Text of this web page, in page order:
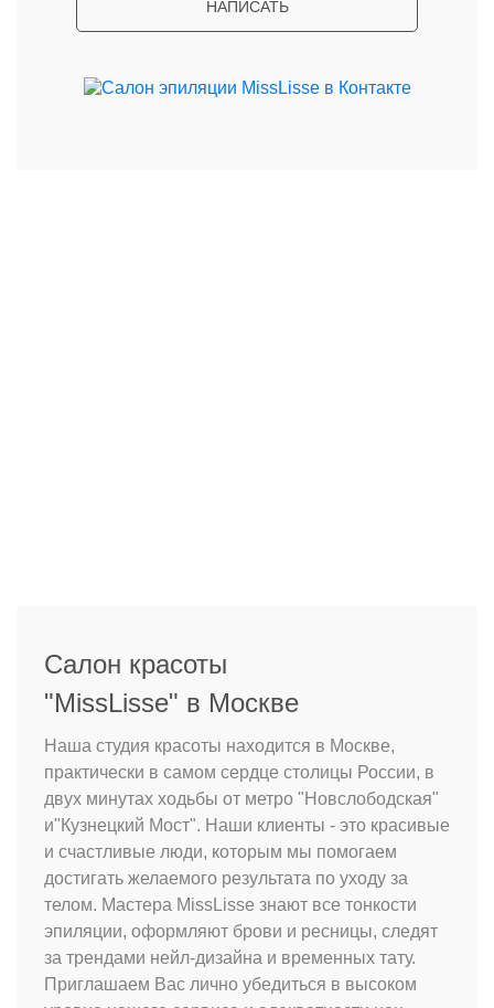
НАПИСАТЬ
Салон красоты
"MissLisse" в Москве
Наша студия красоты находится в Москве,
практически в самом сердце столицы России, в
двух минутах ходьбы от метро "Новслободская"
и"Кузнецкий Мост". Наши клиенты - это красивые
и счастливые люди, которым мы помогаем
достигать желаемого результата по уходу за
телом. Мастера MissLisse знают все тонкости
эпиляции, оформляют брови и ресницы, следят
за трендами нейл-дизайна и временных тату.
Приглашаем Вас лично убедиться в высоком